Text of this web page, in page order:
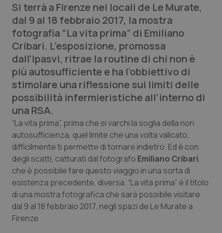
Lettere al direttore
Edizioni Regionali
QS Pro
Professionisti Sanitari.AI
Abruzzo
Basilicata
Calabria
Campania
Emilia-Romagna
QS Pro Gold
Artrite & artrosi
Asma & BPCO
Car-T
Colesterolo & coronaropatie
QS Club Newsletter
Si terrà a Firenze nei locali de Le Murate,
dal 9 al 18 febbraio 2017, la mostra
fotografia “La vita prima” di Emiliano
Cribari. L’esposizione, promossa
dall'Ipasvi, ritrae la routine di chi non è
più autosufficiente e ha l’obbiettivo di
stimolare una riflessione sui limiti delle
possibilità infermieristiche all’interno di
una RSA.
“La vita prima”, prima che si varchi la soglia della non
autosufficienza, quel limite che una volta valicato,
difficilmente ti permette di tornare indietro. Ed è con
degli scatti, catturati dal fotografo Emiliano Cribari,
che è possibile fare questo viaggio in una sorta di
esistenza precedente, diversa. “La vita prima” è il titolo
di una mostra fotografica che sarà possibile visitare
dal 9 al 18 febbraio 2017, negli spazi de Le Murate a
Firenze